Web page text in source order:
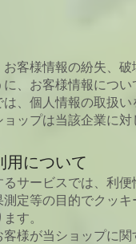
お客様情報の紛失、
に、お客様情報につ
は、個人情報の取扱
ップは当該企業に
用について
るサービスでは、利
定等の目的でクッ
す。
客様が当ショップに